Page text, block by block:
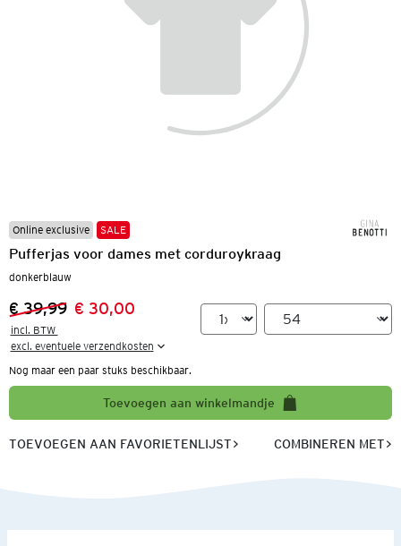
Online exclusive SALE
Pufferjas voor dames met corduroykraag
donkerblauw
Vorige prijs:
€ 39,99
Nieuwe prijs:€ 30,00
incl. BTW
excl. eventuele verzendkosten
Nog maar een paar stuks beschikbaar.
Toevoegen aan winkelmandje
TOEVOEGEN AAN FAVORIETENLIJST COMBINEREN MET